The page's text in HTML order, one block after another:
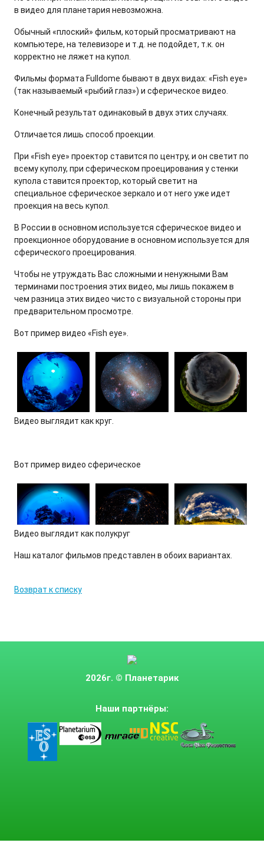
в видео для планетария невозможна.
Обычный «плоский» фильм, который просматривают на
компьютере, на телевизоре и т.д. не подойдет, т.к. он
корректно не ляжет на купол.
Фильмы формата Fulldome бывают в двух видах: «Fish eye»
(так называемый «рыбий глаз») и сферическое видео.
Конечный результат одинаковый в двух этих случаях.
Отличается лишь способ проекции.
При «Fish eye» проектор ставится по центру, и он светит по
всему куполу, при сферическом проецирования у стенки
купола ставится проектор, который светит на
специальное сферическое зеркало и от него уже идет
проекция на весь купол.
В России в основном используется сферическое видео и
проекционное оборудование в основном используется для
сферического проецирования.
Чтобы не утруждать Вас сложными и ненужными Вам
терминами построения этих видео, мы лишь покажем в
чем разница этих видео чисто с визуальной стороны при
предварительном просмотре.
Вот пример видео «Fish eye».
Видео выглядит как круг.
Вот пример видео сферическое
Видео выглядит как полукруг
Наш каталог фильмов представлен в обоих вариантах.
Возврат к списку
2026г. © Планетарик
Наши партнёры: